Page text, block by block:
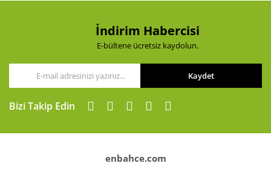
İndirim Habercisi
E-bültene ücretsiz kaydolun.
Kaydet
Bizi Takip Edin
enbahce.com